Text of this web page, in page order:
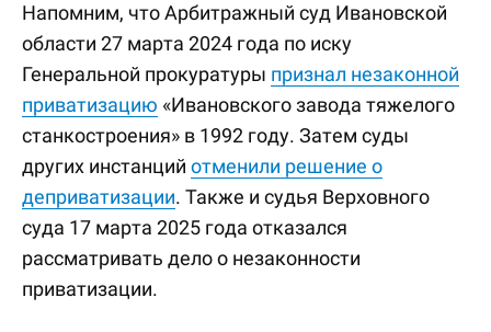
Напомним, что Арбитражный суд Ивановской
области 27 марта 2024 года по иску
Генеральной прокуратуры признал незаконной
приватизацию «Ивановского завода тяжелого
станкостроения» в 1992 году. Затем суды
других инстанций отменили решение о
деприватизации. Также и судья Верховного
суда 17 марта 2025 года отказался
рассматривать дело о незаконности
приватизации.